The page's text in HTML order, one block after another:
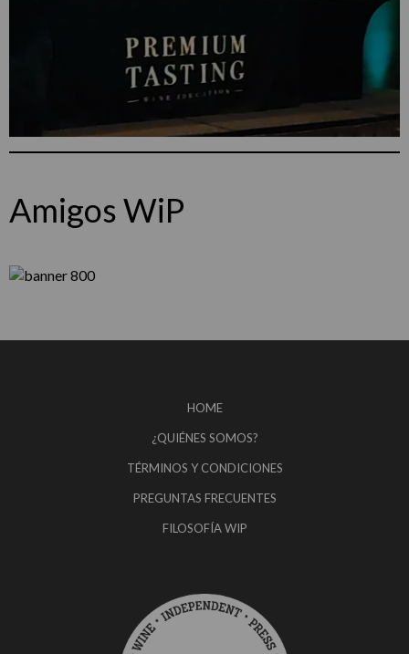
Amigos WiP
HOME
¿QUIÉNES SOMOS?
TÉRMINOS Y CONDICIONES
PREGUNTAS FRECUENTES
FILOSOFÍA WIP